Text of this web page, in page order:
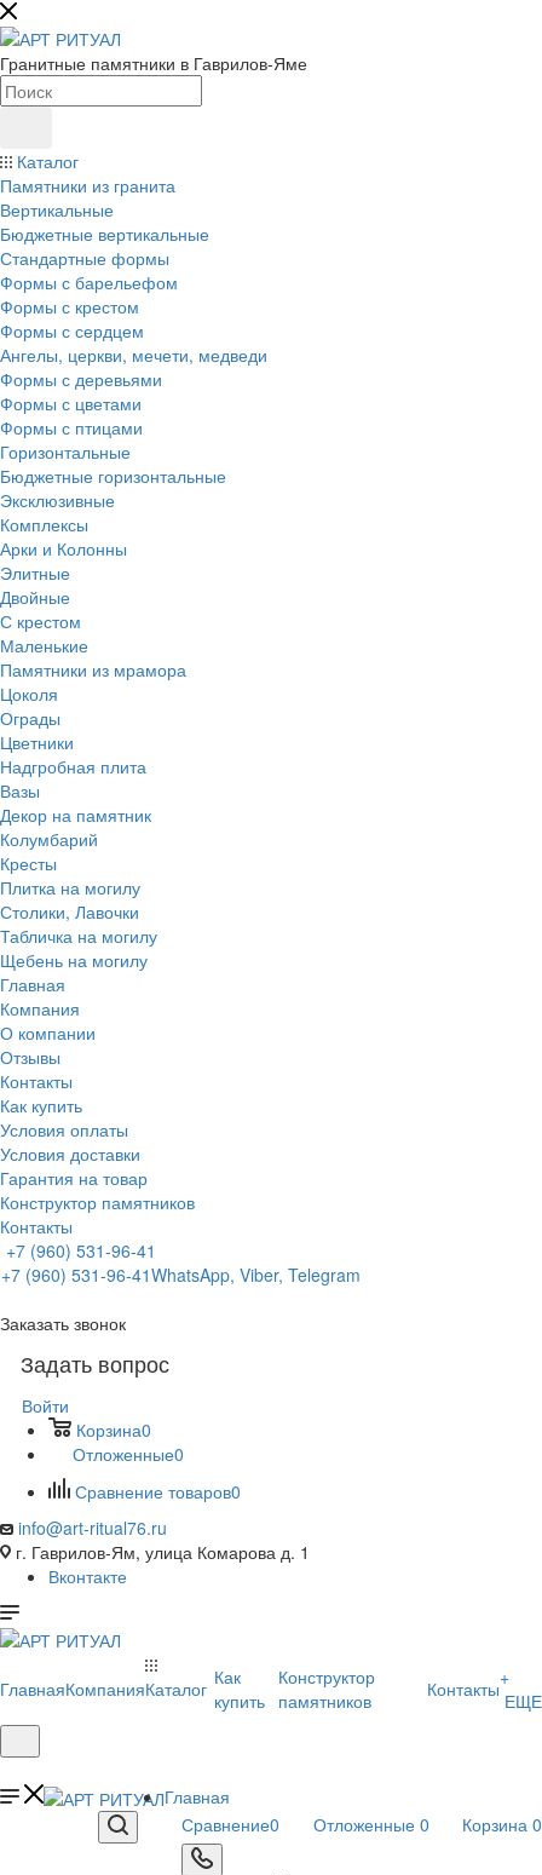
Гранитные памятники в Гаврилов-Яме
Каталог
Памятники из гранита
Вертикальные
Бюджетные вертикальные
Стандартные формы
Формы с барельефом
Формы с крестом
Формы с сердцем
Ангелы, церкви, мечети, медведи
Формы с деревьями
Формы с цветами
Формы с птицами
Горизонтальные
Бюджетные горизонтальные
Эксклюзивные
Комплексы
Арки и Колонны
Элитные
Двойные
С крестом
Маленькие
Памятники из мрамора
Цоколя
Ограды
Цветники
Надгробная плита
Вазы
Декор на памятник
Колумбарий
Кресты
Плитка на могилу
Столики, Лавочки
Табличка на могилу
Щебень на могилу
Главная
Компания
О компании
Отзывы
Контакты
Как купить
Условия оплаты
Условия доставки
Гарантия на товар
Конструктор памятников
Контакты
+7 (960) 531-96-41
+7 (960) 531-96-41WhatsApp, Viber, Telegram
Заказать звонок
Задать вопрос
Войти
Корзина0
Отложенные0
Сравнение товаров0
info@art-ritual76.ru
г. Гаврилов-Ям, улица Комарова д. 1
Вконтакте
ГлавнаяКомпанияКаталог Как
купить
Конструктор
памятников
Контакты+
ЕЩЕ
Сравнение0 Отложенные 0 Корзина 0
Главная